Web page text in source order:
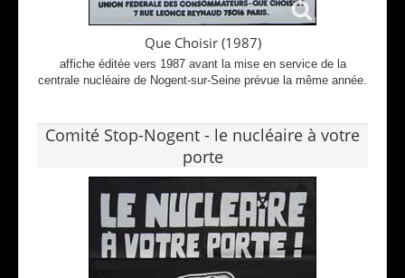
Que Choisir (1987)
affiche éditée vers 1987 avant la mise en service de la
centrale nucléaire de Nogent-sur-Seine prévue la même année.
Comité Stop-Nogent - le nucléaire à votre
porte